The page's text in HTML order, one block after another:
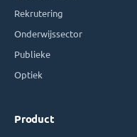
Rekrutering
Onderwijssector
Publieke
Optiek
Product